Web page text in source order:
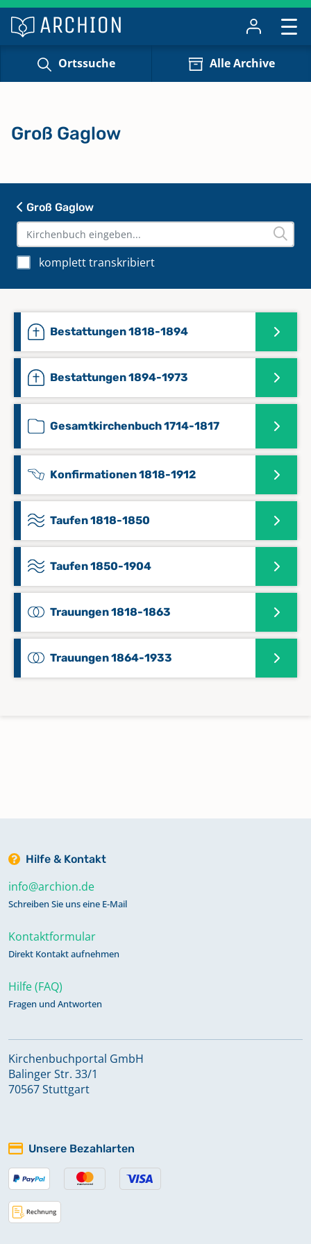
Ortssuche Alle Archive
Groß Gaglow
komplett transkribiert
Bestattungen 1818-1894
Bestattungen 1894-1973
Gesamtkirchenbuch 1714-1817
Konfirmationen 1818-1912
Taufen 1818-1850
Taufen 1850-1904
Trauungen 1818-1863
Trauungen 1864-1933
Groß Gaglow
Hilfe & Kontakt
info@archion.de
Schreiben Sie uns eine E-Mail
Kontaktformular
Direkt Kontakt aufnehmen
Hilfe (FAQ)
Fragen und Antworten
Kirchenbuchportal GmbH
Balinger Str. 33/1
70567 Stuttgart
Unsere Bezahlarten